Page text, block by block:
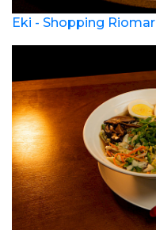
Eki - Shopping Riomar